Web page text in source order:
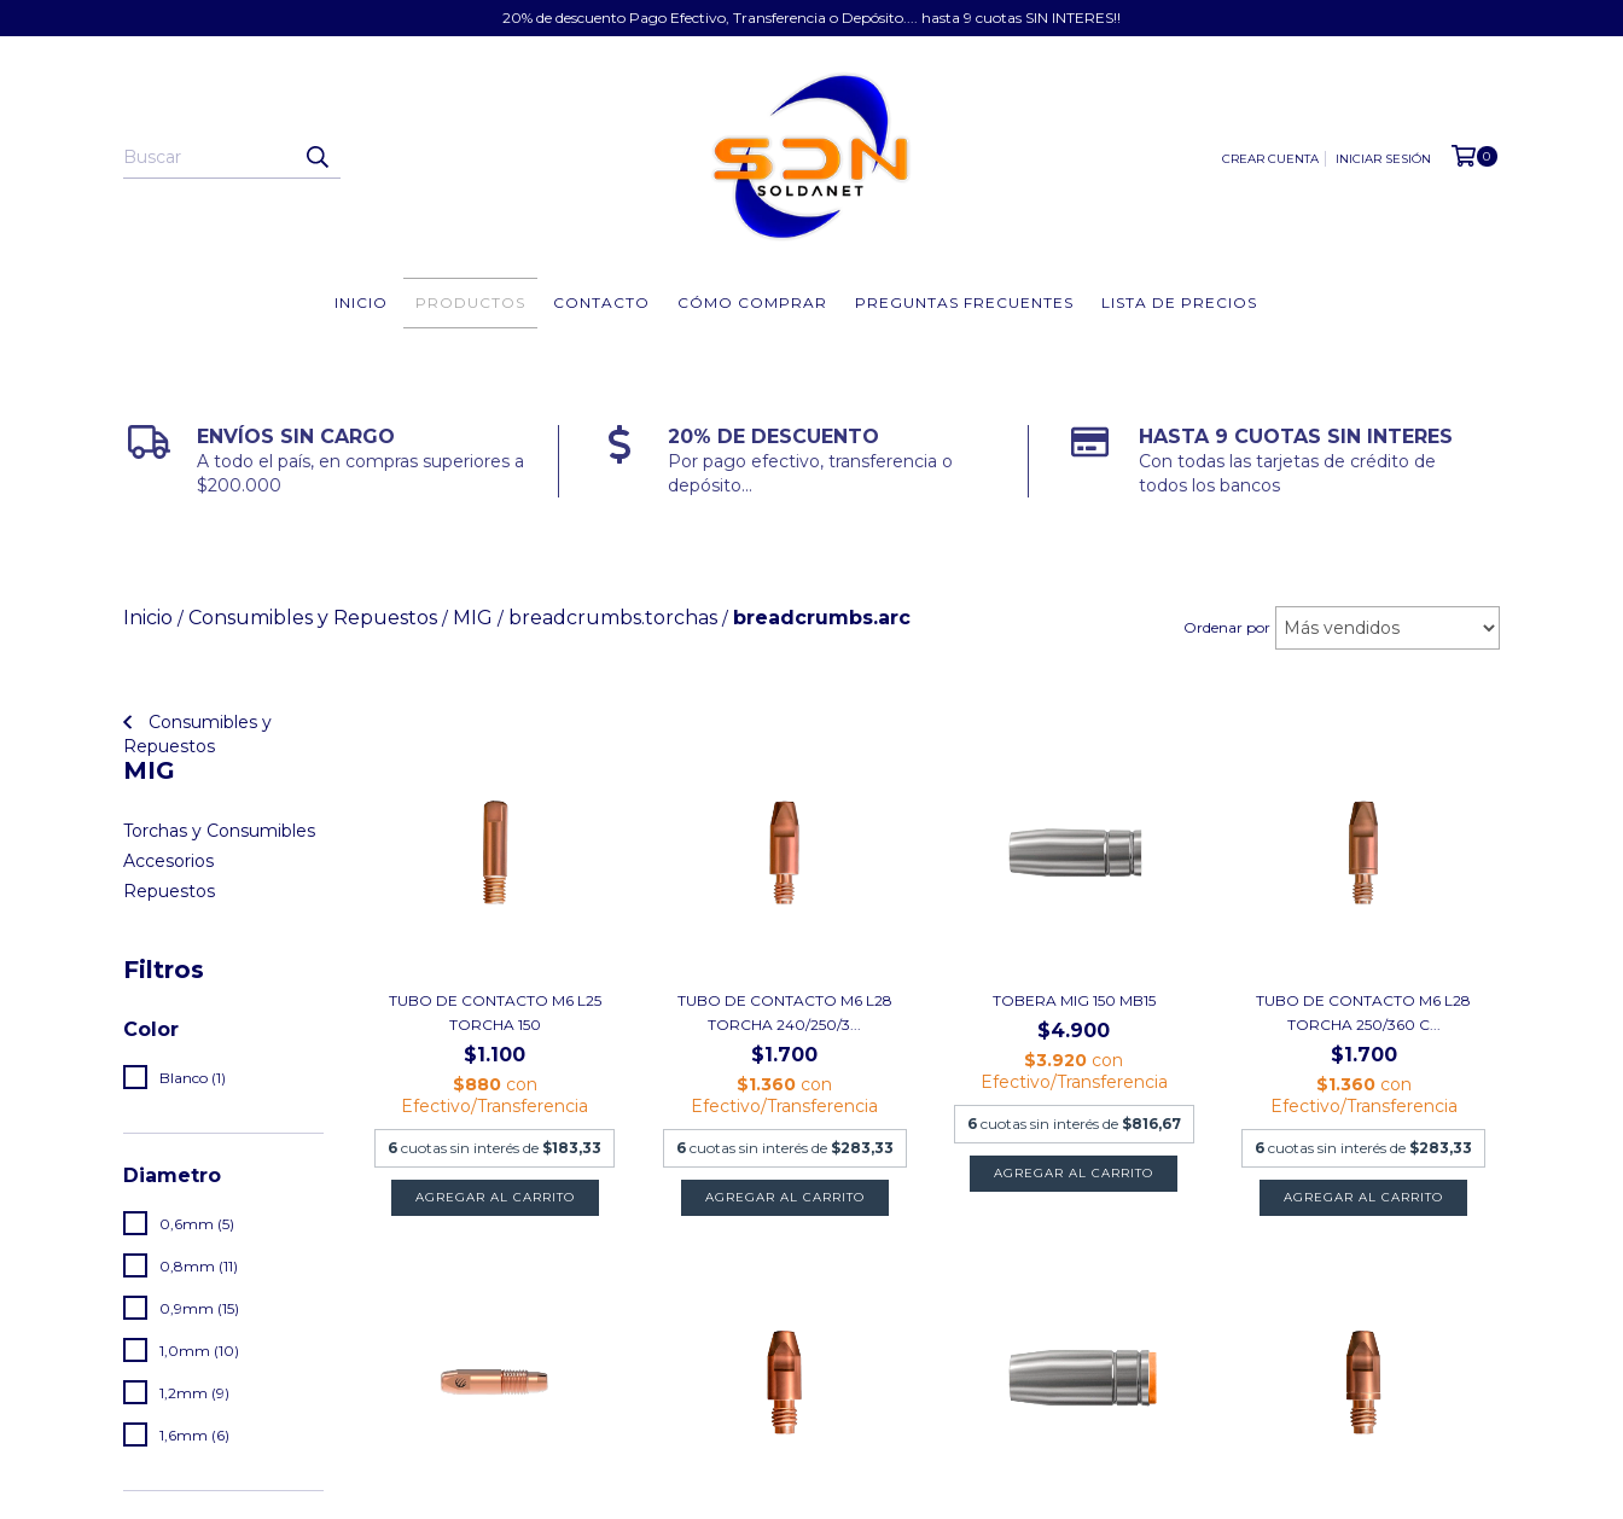
20% de descuento Pago Efectivo, Transferencia o Depósito.... hasta 9 cuotas SIN INTERES!!
CREAR CUENTA INICIAR SESIÓN 0
INICIO PRODUCTOS CONTACTO CÓMO COMPRAR PREGUNTAS FRECUENTES LISTA DE PRECIOS
ENVÍOS SIN CARGO
A todo el país, en compras superiores a
$200.000
20% DE DESCUENTO
Por pago efectivo, transferencia o
depósito...
HASTA 9 CUOTAS SIN INTERES
Con todas las tarjetas de crédito de
todos los bancos
Inicio / Consumibles y Repuestos / MIG / breadcrumbs.torchas / breadcrumbs.arc Ordenar por
Consumibles y
Repuestos
MIG
Torchas y Consumibles
Accesorios
Repuestos
Filtros
Color
Blanco (1)
Diametro
0,6mm (5)
0,8mm (11)
0,9mm (15)
1,0mm (10)
1,2mm (9)
1,6mm (6)
TUBO DE CONTACTO M6 L25
TORCHA 150
$1.100
$880 con
Efectivo/Transferencia
6 cuotas sin interés de $183,33
AGREGAR AL CARRITO
TUBO DE CONTACTO M6 L28
TORCHA 240/250/3...
$1.700
$1.360 con
Efectivo/Transferencia
6 cuotas sin interés de $283,33
AGREGAR AL CARRITO
TOBERA MIG 150 MB15
$4.900
$3.920 con
Efectivo/Transferencia
6 cuotas sin interés de $816,67
AGREGAR AL CARRITO
TUBO DE CONTACTO M6 L28
TORCHA 250/360 C...
$1.700
$1.360 con
Efectivo/Transferencia
6 cuotas sin interés de $283,33
AGREGAR AL CARRITO